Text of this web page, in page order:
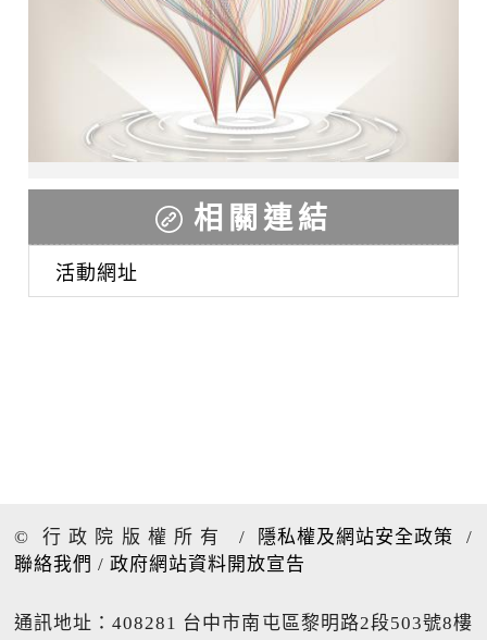
相關連結
活動網址
© 行政院版權所有 / 隱私權及網站安全政策
/
聯絡我們 /政府網站資料開放宣告
通訊地址：408281 台中市南屯區黎明路2段503號8樓